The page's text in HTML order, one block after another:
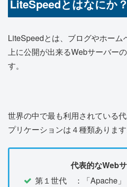
LiteSpeedとはなにか？
LiteSpeedとは、ブログやホーム
上に公開が出来るWebサーバー
す。
世界の中で最も利用されている
プリケーションは４種類あります
代表的なWeb
第１世代 ：「Apache」